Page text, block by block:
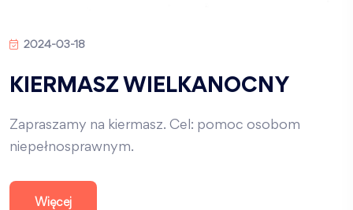
2024-03-18
KIERMASZ WIELKANOCNY
Zapraszamy na kiermasz. Cel: pomoc osobom
niepełnosprawnym.
Więcej